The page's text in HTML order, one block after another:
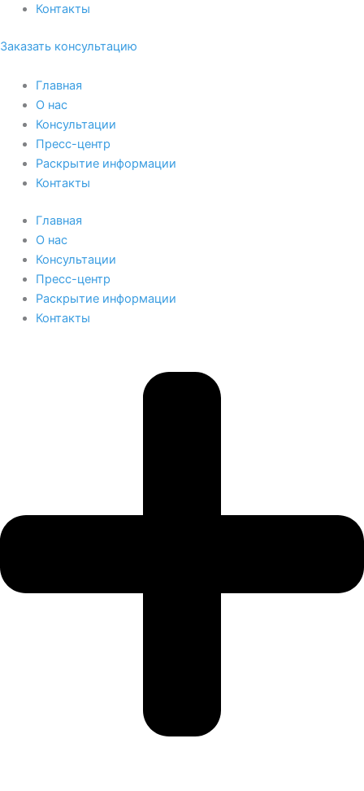
Контакты
Заказать консультацию
Главная
О нас
Консультации
Пресс-центр
Раскрытие информации
Контакты
Главная
О нас
Консультации
Пресс-центр
Раскрытие информации
Контакты